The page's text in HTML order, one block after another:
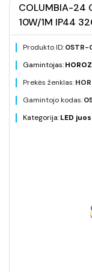
COLUMBIA-24
10W/1M IP44
Produkto ID:
Gamintojas:
Prekės ženklas:
Gamintojo kodas:
Kategorija:LED